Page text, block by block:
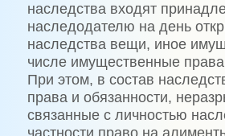
наследства входят
наследодателю на день
наследства вещи, иное
числе имущественные
При этом, в состав
права и обязанности,
связанные с личностью
частности право на